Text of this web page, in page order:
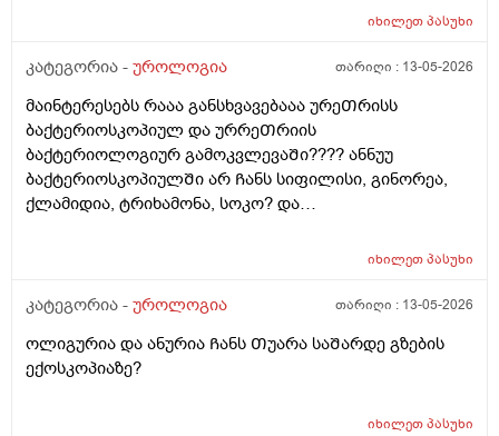
იხილეთპასუხი
კატეგორია - უროლოგია თარიღი : 13-05-2026
მაინტერესებს რააა განსხვავებააა ურეᲗრისს
ბაქტერიოსკოპიულ და ურრეᲗრიის
ბაქტერიოლოგიურ გამოკვლევაᲨი???? ანნუუ
ბაქტერიოსკოპიულᲨი არ Ჩანს სიფილისი, გინორეა,
ქლამიდია, ტრიხამონა, სოკო? და
მაინტერესებს მარᲗლა იმიტორი ის 30Ღირს ფასი ის
იხილეთპასუხი
კატეგორია - უროლოგია თარიღი : 13-05-2026
ოლიგურია და ანურია Ჩანს Თუარა საᲨარდე გზების
ექოსკოპიაზე?
იხილეთპასუხი